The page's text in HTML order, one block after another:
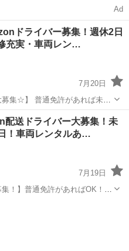
Ad
ドライバー募集！週休2日
充実・車両レン…
7月20日
集☆】 普通免許があれば未経
仕事量】を確保。軽量荷物のポ
♪スマホ操作ができればOK！
配送ドライバー大募集！未
！車両レンタルあ…
7月19日
！】普通免許があればOK！未